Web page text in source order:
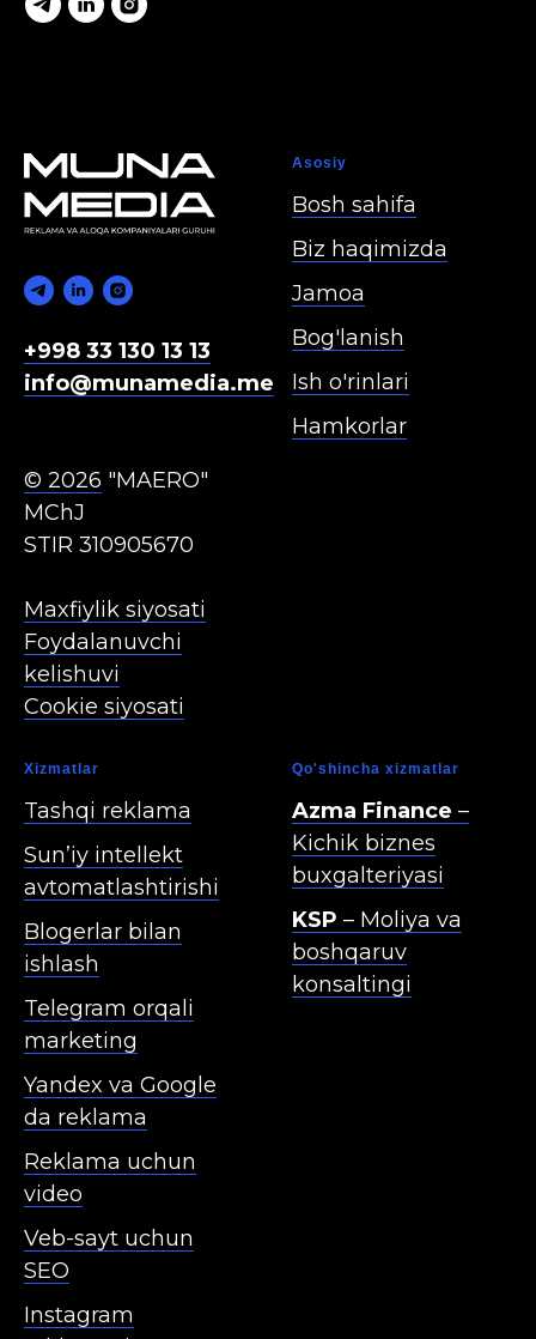
+998 33 130 13 13
info@munamedia.me
© 2026 "MAERO"
MChJ
STIR 310905670
Maxfiylik siyosati
Foydalanuvchi
kelishuvi
Cookie siyosati
Asosiy
Bosh sahifa
Biz haqimizda
Jamoa
Bog'lanish
Ish o'rinlari
Hamkorlar
Xizmatla r
Tashqi reklama
Sun’iy intellekt
avtomatlashtirishi
Blogerlar bilan
ishlash
Telegram orqali
marketing
Yandex va Google
da reklama
Reklama uchun
video
Veb-sayt uchun
SEO
Instagram
Qo'shincha xizmatlar
Azma Finance –
Kichik biznes
buxgalteriyasi
KSP – Moliya va
boshqaruv
konsaltingi